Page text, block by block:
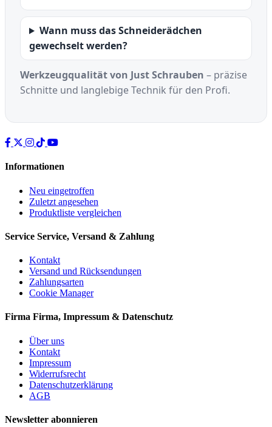
Wann muss das Schneiderädchen
gewechselt werden?
Werkzeugqualität von Just Schrauben – präzise
Schnitte und langlebige Technik für den Profi.
Informationen
Neu eingetroffen
Zuletzt angesehen
Produktliste vergleichen
Service Service, Versand & Zahlung
Kontakt
Versand und Rücksendungen
Zahlungsarten
Cookie Manager
Firma Firma, Impressum & Datenschutz
Über uns
Kontakt
Impressum
Widerrufsrecht
Datenschutzerklärung
AGB
Newsletter abonnieren